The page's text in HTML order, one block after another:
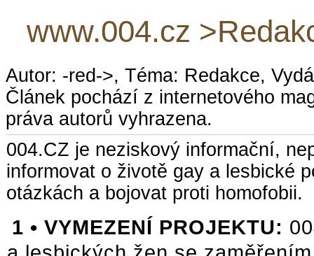
www.004.cz
Autor: -red->, Téma: Redakce,
Článek pochází z internetového
práva autorů vyhrazena.
004.CZ je neziskový informační,
informovat o životě gay a lesbické
otázkách a bojovat proti homofobii.
1 • VYMEZENÍ PROJEKTU: